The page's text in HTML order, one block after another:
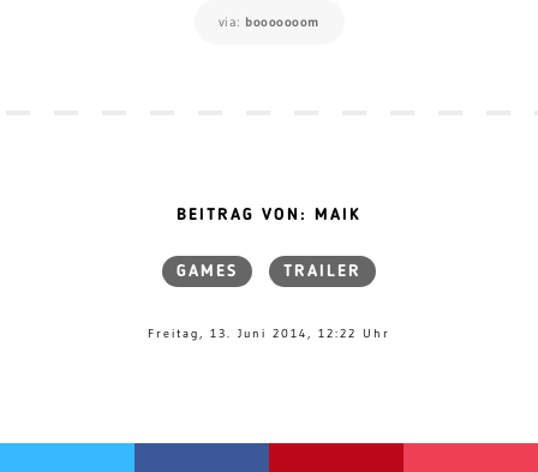
via: booooooom
BEITRAG VON: MAIK
GAMES TRAILER
Freitag, 13. Juni 2014, 12:22 Uhr